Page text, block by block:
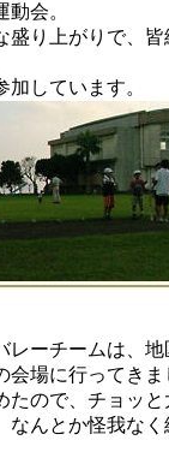
会。
り上がりで、皆
しています。
ーチームは、
場に行ってきま
ので、チョッ
んとか怪我なく